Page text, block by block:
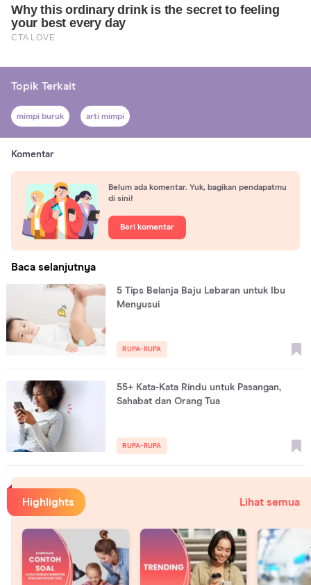
Topik Terkait
mimpi buruk arti mimpi
Komentar
Belum ada komentar. Yuk, bagikan pendapatmu
di sini!
Beri komentar
Baca selanjutnya
5 Tips Belanja Baju Lebaran untuk Ibu
Menyusui
RUPA-RUPA
55+ Kata-Kata Rindu untuk Pasangan,
Sahabat dan Orang Tua
RUPA-RUPA
Highlights Lihat semua